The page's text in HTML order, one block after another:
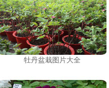
牡丹盆栽图片大全